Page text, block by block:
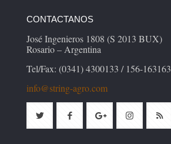
CONTACTANOS
José Ingenieros 1808 (S 2013 BUX)
Rosario – Argentina
Tel/Fax: (0341) 4300133 / 156-163163
info@string-agro.com